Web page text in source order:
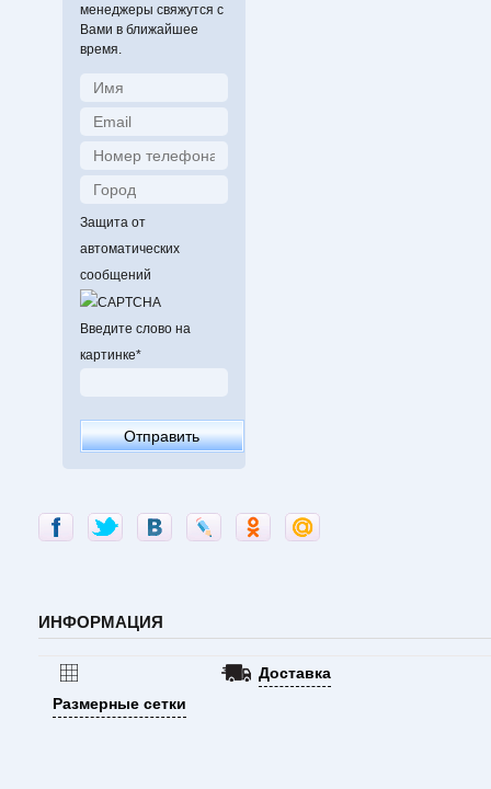
менеджеры свяжутся с
Вами в ближайшее
время.
Защита от
автоматических
сообщений
Введите слово на
картинке*
ИНФОРМАЦИЯ
Размерные сетки
Доставка